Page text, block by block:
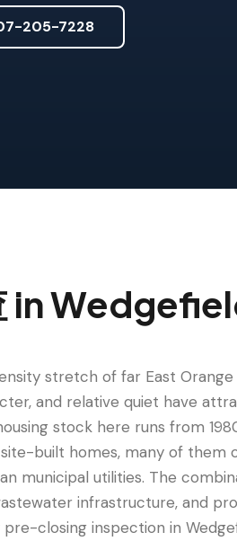
205-7228
in
stretch of far East
and relative quiet have
stock here runs from
built homes, many of them
municipal utilities. The
infrastructure, and
closing inspection in